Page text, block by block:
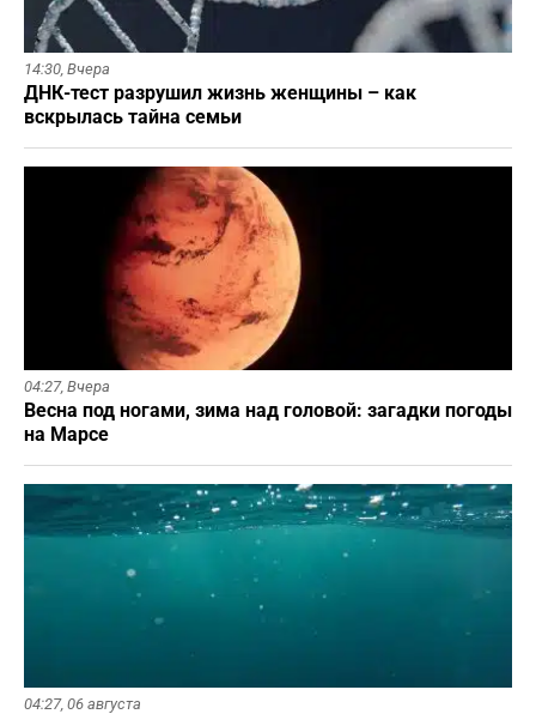
14:30, Вчера
ДНК-тест разрушил жизнь женщины – как
вскрылась тайна семьи
04:27, Вчера
Весна под ногами, зима над головой: загадки погоды
на Марсе
04:27, 06 августа